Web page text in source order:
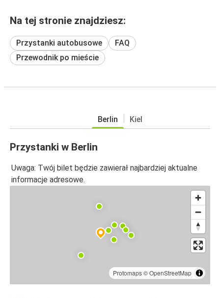
Na tej stronie znajdziesz:
Przystanki autobusowe
FAQ
Przewodnik po mieście
Berlin Kiel
Przystanki w Berlin
Uwaga: Twój bilet będzie zawierał najbardziej aktualne
informacje adresowe.
Protomaps©OpenStreetMap